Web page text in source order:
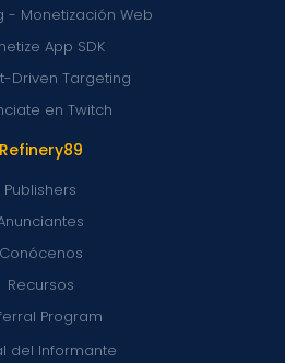
Refinery89
Publishers
Conócenos
Recursos
Program
del Informante
- Monetización Web
App SDK
Driven Targeting
en Twitch